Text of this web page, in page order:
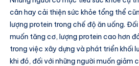
cân hay cải thiện sức khỏe tổng thể
lượng protein trong chế độ ăn uống.
muốn tăng cơ, lượng protein cao hơn
trong việc xây dựng và phát triển khối
khi đó, đối với những người muốn giảm